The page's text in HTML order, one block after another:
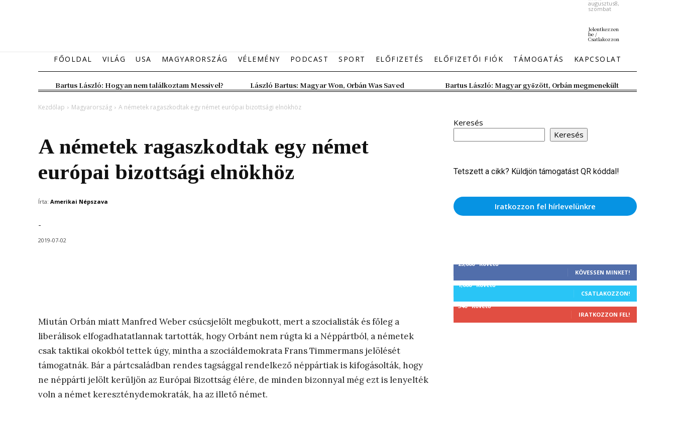
augusztus8,
szombat
Jelentkezzen
be /
Csatlakozzon
FŐOLDAL VILÁG USA MAGYARORSZÁG VÉLEMÉNY PODCAST SPORT ELŐFIZETÉS ELŐFIZETŐI FIÓK TÁMOGATÁS KAPCSOLAT
Bartus László: Hogyan nem találkoztam Messivel? László Bartus: Magyar Won, Orbán Was Saved Bartus László: Magyar győzött, Orbán megmenekült
Kezdőlap Magyarország A németek ragaszkodtak egy német európai bizottsági elnökhöz
A németek ragaszkodtak egy német
európai bizottsági elnökhöz
Írta: Amerikai Népszava
-
2019-07-02
Miután Orbán miatt Manfred Weber csúcsjelölt megbukott, mert a szocialisták és főleg a
liberálisok elfogadhatatlannak tartották, hogy Orbánt nem rúgta ki a Néppártból, a németek
csak taktikai okokból tettek úgy, mintha a szociáldemokrata Frans Timmermans jelölését
támogatnák. Bár a pártcsaládban rendes tagsággal rendelkező néppártiak is kifogásolták, hogy
ne néppárti jelölt kerüljön az Európai Bizottság élére, de minden bizonnyal még ezt is lenyelték
voln a német kereszténydemokraták, ha az illető német.
Keresés
Keresés
Tetszett a cikk? Küldjön támogatást QR kóddal!
Iratkozzon fel hírlevelünkre
25,000 Követő
KÖVESSEN MINKET!
1,000 Követő
CSATLAKOZZON!
340 Követő
IRATKOZZON FEL!